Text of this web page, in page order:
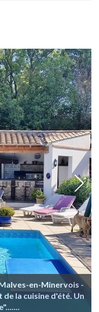
en-Minervois -
de la cuisine d'été. Un